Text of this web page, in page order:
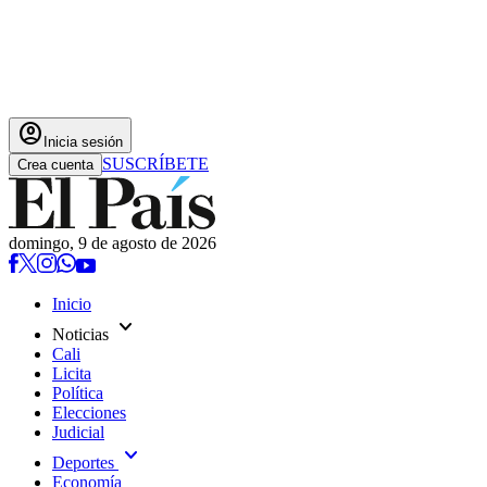
account_circle Inicia sesión
Crea cuenta SUSCRÍBETE
domingo, 9 de agosto de 2026
Inicio
Noticias expand_more
Cali
Licita
Política
Elecciones
Judicial
Deportes expand_more
Economía